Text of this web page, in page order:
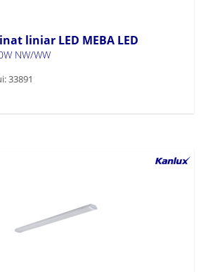
liniar LED MEBA LED
NW/WW
33891